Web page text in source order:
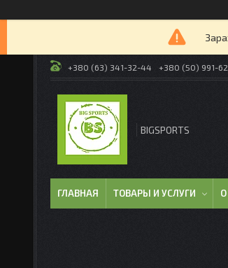
+380 (63) 341-32-44 +380 (50) 991-
BIGSPORTS
ГЛАВНАЯ ТОВАРЫ И УСЛУГИ